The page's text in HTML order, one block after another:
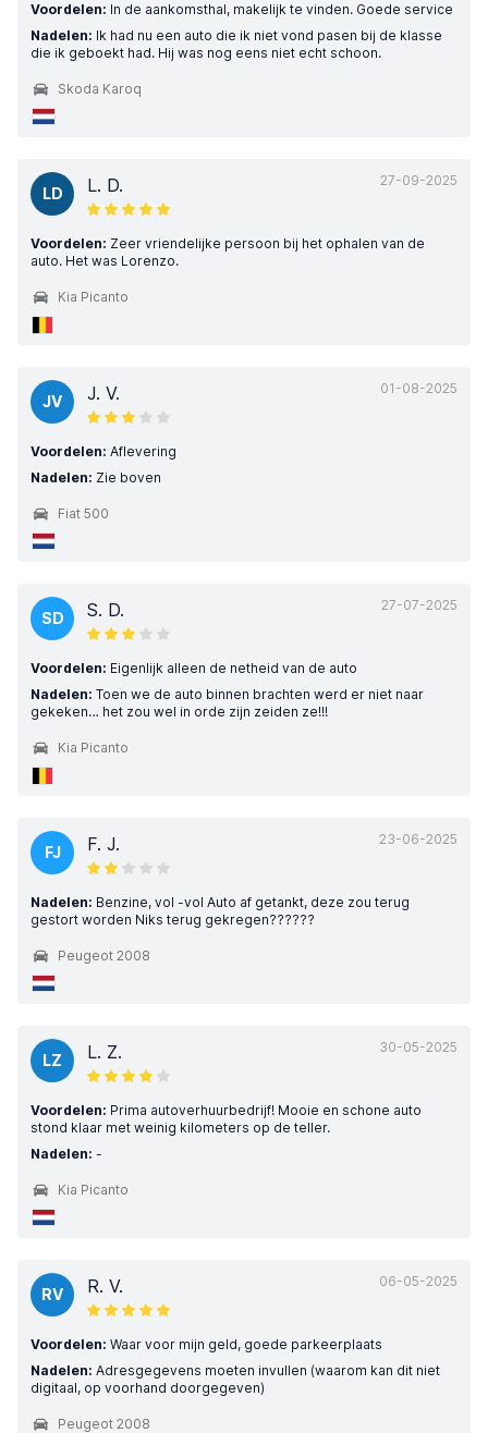
Voordelen: In de aankomsthal, makelijk te vinden. Goede service
Nadelen: Ik had nu een auto die ik niet vond pasen bij de klasse
die ik geboekt had. Hij was nog eens niet echt schoon.
Skoda Karoq
27-09-2025
LD L. D.
Voordelen: Zeer vriendelijke persoon bij het ophalen van de
auto. Het was Lorenzo.
Kia Picanto
01-08-2025
JV J. V.
Voordelen: Aflevering
Nadelen: Zie boven
Fiat 500
27-07-2025
SD S. D.
Voordelen: Eigenlijk alleen de netheid van de auto
Nadelen: Toen we de auto binnen brachten werd er niet naar
gekeken… het zou wel in orde zijn zeiden ze!!!
Kia Picanto
23-06-2025
FJ F. J.
Nadelen: Benzine, vol -vol Auto af getankt, deze zou terug
gestort worden Niks terug gekregen??????
Peugeot 2008
30-05-2025
LZ L. Z.
Voordelen: Prima autoverhuurbedrijf! Mooie en schone auto
stond klaar met weinig kilometers op de teller.
Nadelen: -
Kia Picanto
06-05-2025
RV R. V.
Voordelen: Waar voor mijn geld, goede parkeerplaats
Nadelen: Adresgegevens moeten invullen (waarom kan dit niet
digitaal, op voorhand doorgegeven)
Peugeot 2008